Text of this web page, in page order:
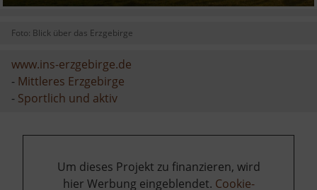
Foto: Blick über das Erzgebirge
www.ins-erzgebirge.de
- Mittleres Erzgebirge
- Sportlich und aktiv
Um dieses Projekt zu finanzieren, wird
hier Werbung eingeblendet. Cookie-